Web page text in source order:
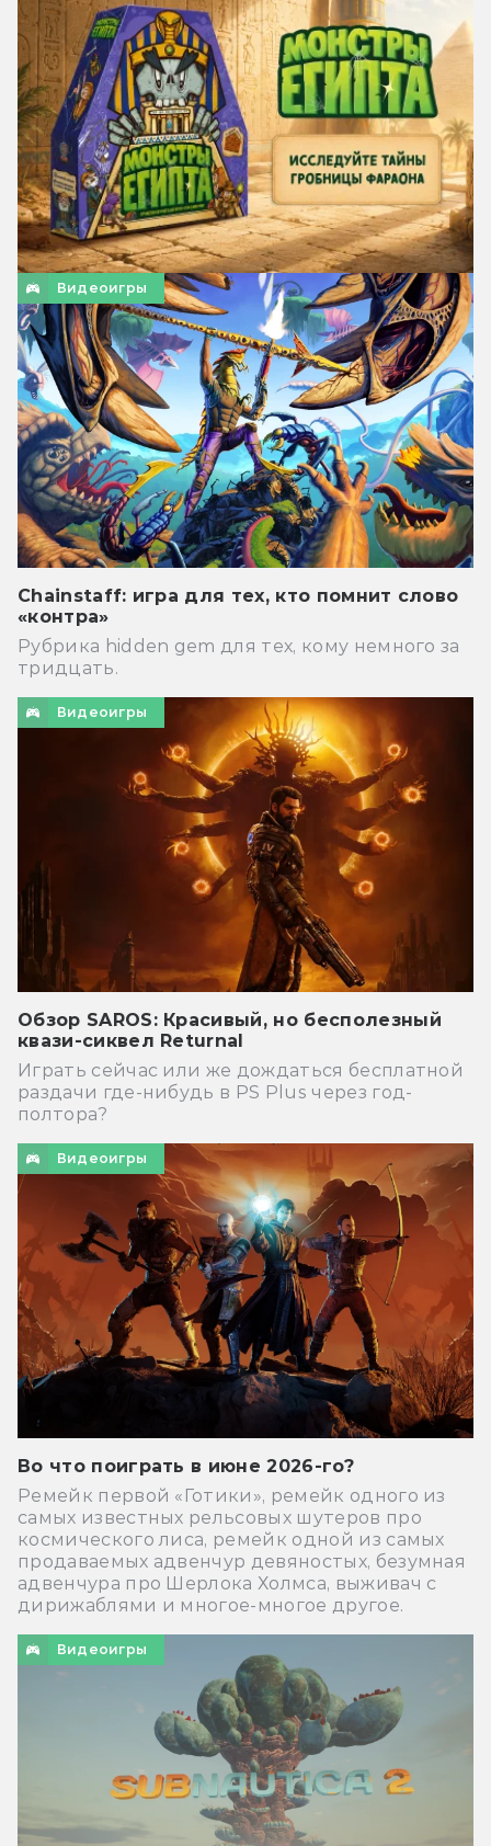
Видеоигры
Chainstaff: игра для тех, кто помнит слово
«контра»
Рубрика hidden gem для тех, кому немного за
тридцать.
Видеоигры
Обзор SAROS: Красивый, но бесполезный
квази-сиквел Returnal
Играть сейчас или же дождаться бесплатной
раздачи где-нибудь в PS Plus через год-
полтора?
Видеоигры
Во что поиграть в июне 2026-го?
Ремейк первой «Готики», ремейк одного из
самых известных рельсовых шутеров про
космического лиса, ремейк одной из самых
продаваемых адвенчур девяностых, безумная
адвенчура про Шерлока Холмса, выживач с
дирижаблями и многое-многое другое.
Видеоигры